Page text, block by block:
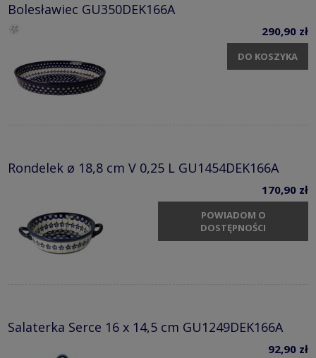
Bolesławiec GU350DEK166A
290,90 zł
DO KOSZYKA
Rondelek ø 18,8 cm V 0,25 L GU1454DEK166A
170,90 zł
POWIADOM O
DOSTĘPNOŚCI
Salaterka Serce 16 x 14,5 cm GU1249DEK166A
92,90 zł